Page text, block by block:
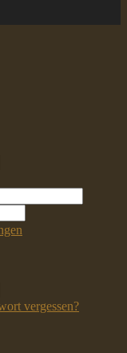
vergessen?